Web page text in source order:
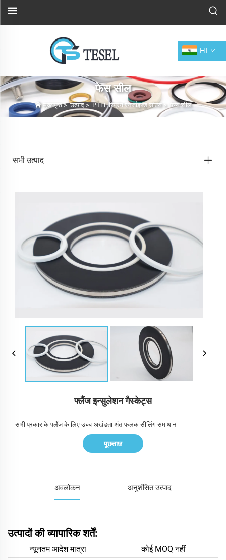
HI
फेस सील
मुख्यपृष्ठ>उत्पाद > PTFE स्प्रिंग एनर्जाइज्ड सील्स> फेस सील
सभी उत्पाद
फ्लैंज इन्सुलेशन गैस्केट्स
सभी प्रकार के फ्लैंज के लिए उच्च-अखंडता अंत-फलक सीलिंग समाधान
पूछताछ
अवलोकन अनुशंसित उत्पाद
उत्पादों की व्यापारिक शर्तें:
न्यूनतम आदेश मात्रा
कोई MOQ नहीं